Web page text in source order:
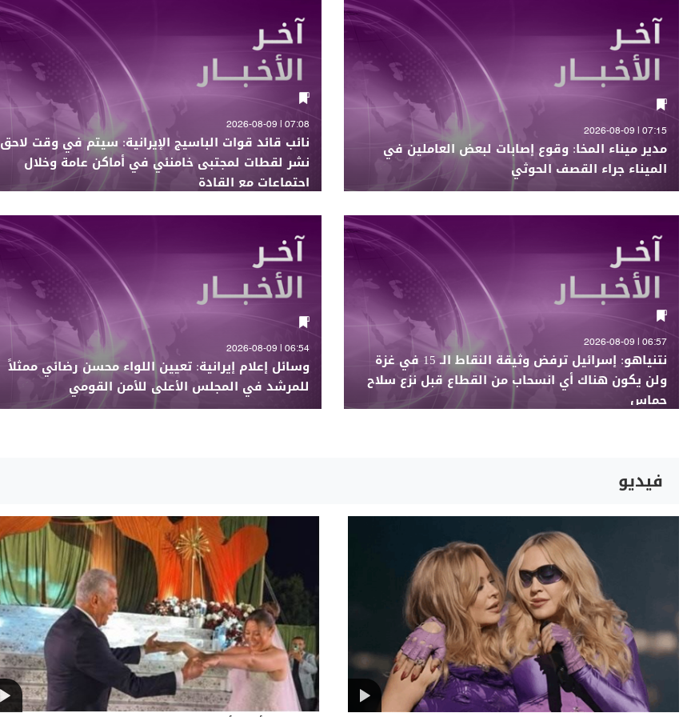
07:15 | 2026-08-09
مدير ميناء المخا: وقوع إصابات لبعض العاملين في
الميناء جراء القصف الحوثي
07:08 | 2026-08-09
نائب قائد قوات الباسيج الإيرانية: سيتم في وقت لاحق
نشر لقطات لمجتبى خامنئي في أماكن عامة وخلال
اجتماعات مع القادة
06:57 | 2026-08-09
نتنياهو: إسرائيل ترفض وثيقة النقاط الـ 15 في غزة
ولن يكون هناك أي انسحاب من القطاع قبل نزع سلاح
حماس
06:54 | 2026-08-09
وسائل إعلام إيرانية: تعيين اللواء محسن رضائي ممثلاً
للمرشد في المجلس الأعلى للأمن القومي
فيديو